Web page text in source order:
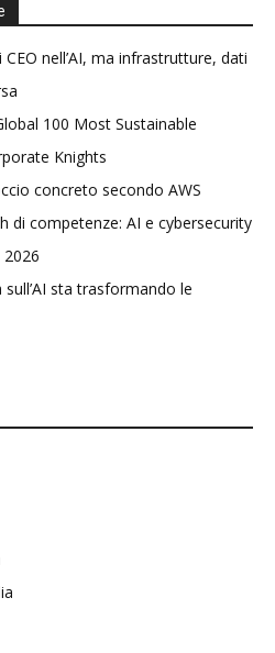
nell’AI, ma infrastrutture, dati
100 Most Sustainable
Knights
concreto secondo AWS
di competenze: AI e cybersecurity
sull’AI sta trasformando le